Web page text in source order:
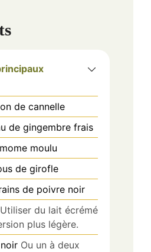
de cannelle
de gingembre frais
moulu
de girofle
de poivre noir
Utiliser du lait écrémé
plus légère.
Ou un à deux